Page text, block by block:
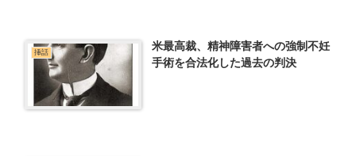
挿話
米最高裁、精神障害者への強制不妊
手術を合法化した過去の判決